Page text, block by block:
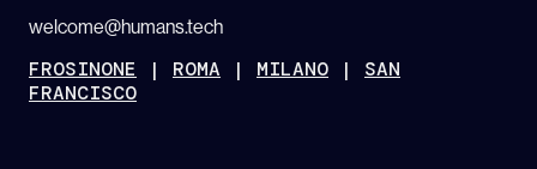
welcome@humans.tech
FROSINONE | ROMA | MILANO | SAN
FRANCISCO